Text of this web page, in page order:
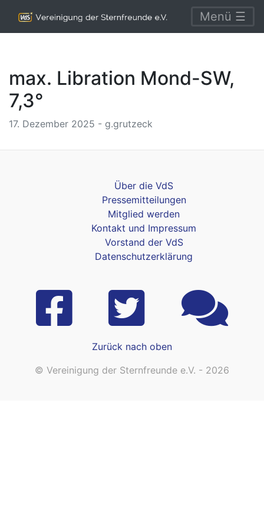
Menü ☰
max. Libration Mond-SW,
7,3°
17. Dezember 2025 - g.grutzeck
Über die VdS
Pressemitteilungen
Mitglied werden
Kontakt und Impressum
Vorstand der VdS
Datenschutzerklärung
Zurück nach oben
© Vereinigung der Sternfreunde e.V. - 2026